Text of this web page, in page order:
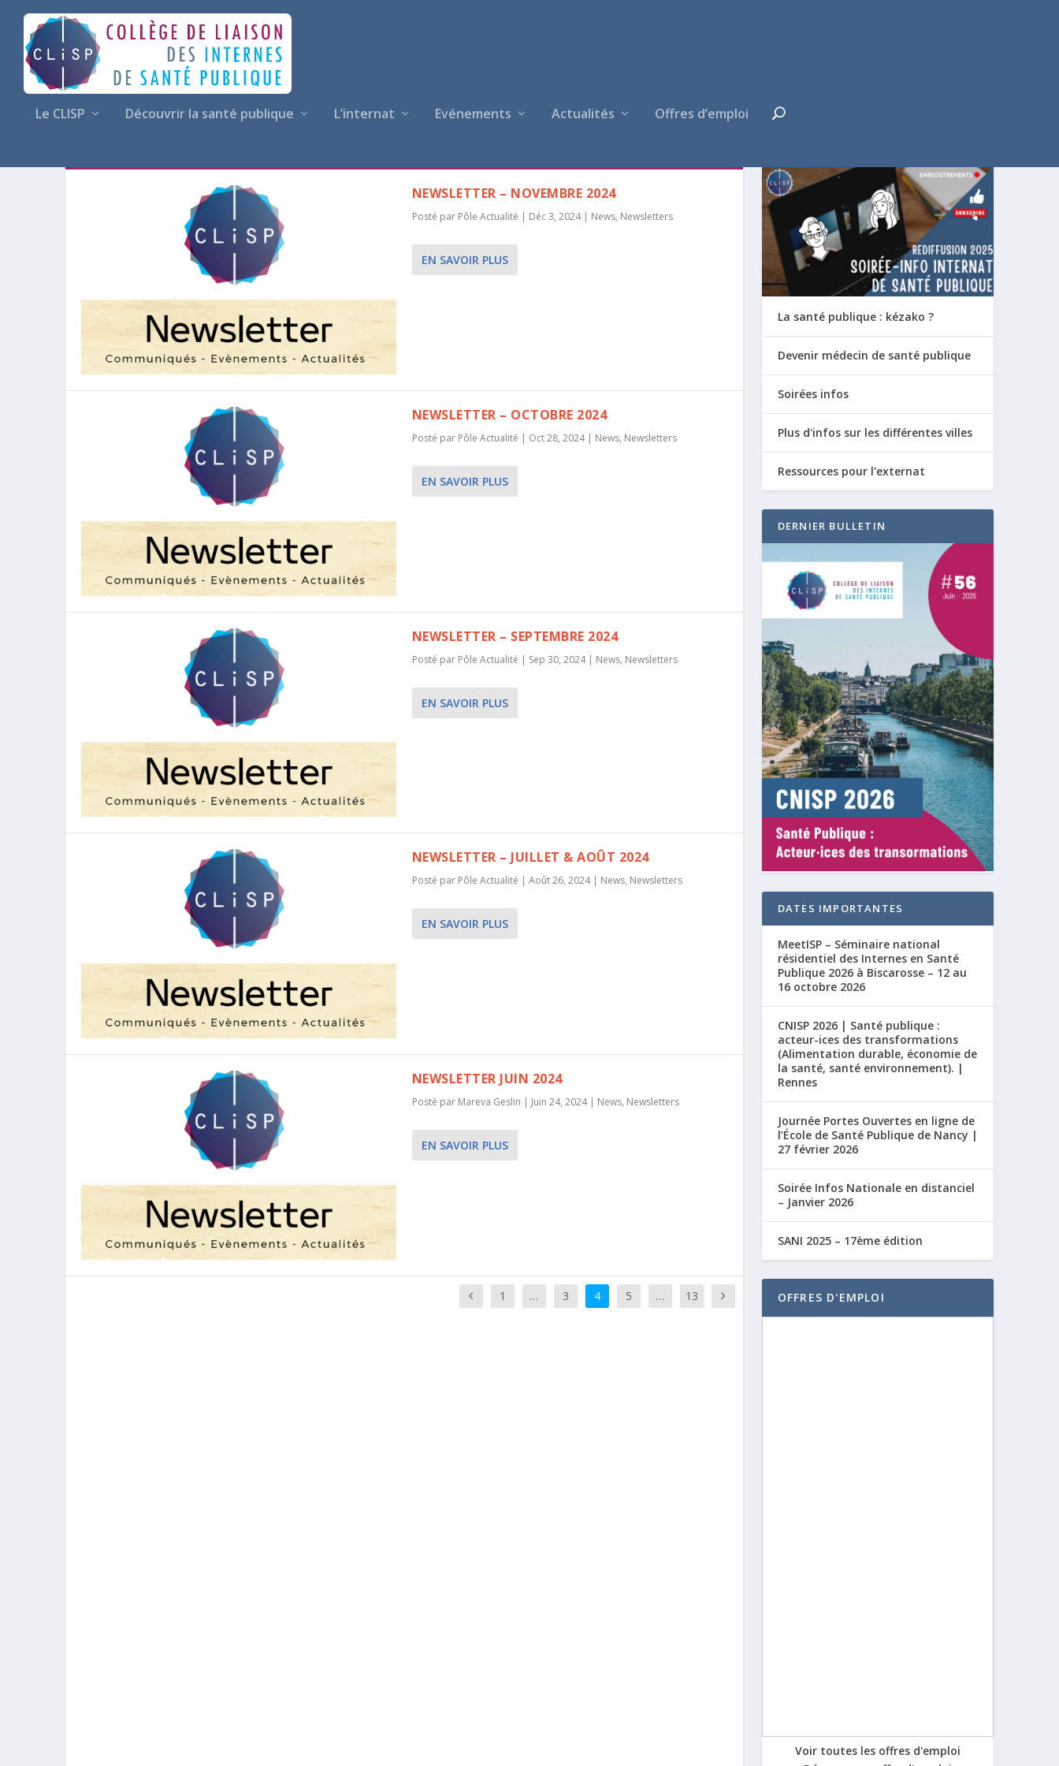
Le CLISP Découvrir la santé publique L’internat Evénements Actualités Offres d’emploi
NEWSLETTER – NOVEMBRE 2024
Posté par Pôle Actualité | Déc 3, 2024| News, Newsletters
EN SAVOIR PLUS
NEWSLETTER – OCTOBRE 2024
Posté par Pôle Actualité | Oct 28, 2024| News, Newsletters
EN SAVOIR PLUS
NEWSLETTER – SEPTEMBRE 2024
Posté par Pôle Actualité | Sep 30, 2024| News, Newsletters
EN SAVOIR PLUS
NEWSLETTER – JUILLET & AOÛT 2024
Posté par Pôle Actualité | Août 26, 2024| News, Newsletters
EN SAVOIR PLUS
NEWSLETTER JUIN 2024
Posté par Mareva Geslin | Juin 24, 2024| News, Newsletters
EN SAVOIR PLUS
1 … 3 4 5 … 13
La santé publique : kézako ?
Devenir médecin de santé publique
Soirées infos
Plus d'infos sur les différentes villes
Ressources pour l'externat
DERNIER BULLETIN
DATES IMPORTANTES
MeetISP – Séminaire national
résidentiel des Internes en Santé
Publique 2026 à Biscarosse – 12 au
16 octobre 2026
CNISP 2026 | Santé publique :
acteur-ices des transformations
(Alimentation durable, économie de
la santé, santé environnement). |
Rennes
Journée Portes Ouvertes en ligne de
l’École de Santé Publique de Nancy |
27 février 2026
Soirée Infos Nationale en distanciel
– Janvier 2026
SANI 2025 – 17ème édition
OFFRES D'EMPLOI
Voir toutes les offres d'emploi